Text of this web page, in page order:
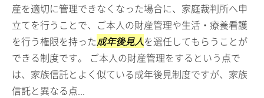
産を適切に管理できなくなった場合に、家庭裁判所へ申
立てを行うことで、ご本人の財産管理や生活・療養看護
を行う権限を持った成年後見人を選任してもらうことが
できる制度です。 ご本人の財産管理をするという点で
は、家族信託とよく似ている成年後見制度ですが、家族
信託と異なる点...